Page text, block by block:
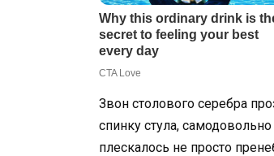
Звон столового серебра
спинку стула,
плескалось не просто